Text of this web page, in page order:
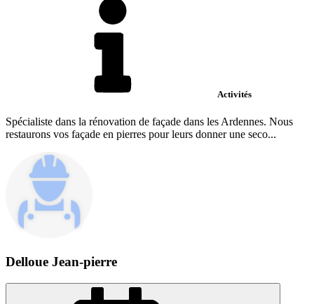
Activités
Spécialiste dans la rénovation de façade dans les Ardennes. Nous
restaurons vos façade en pierres pour leurs donner une seco...
Delloue Jean-pierre